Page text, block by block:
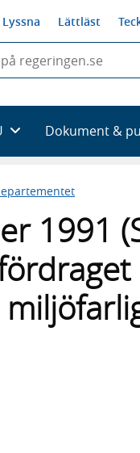
Lyssna Lättläst
Dokument &
1991